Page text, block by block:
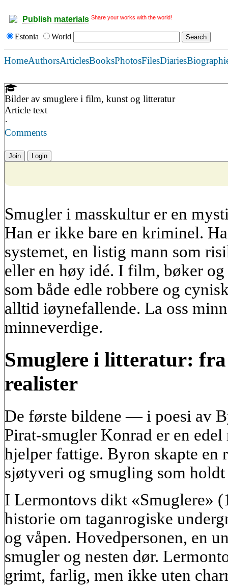
Publish materials Share your works with the world!
Estonia World
HomeAuthorsArticlesBooksPhotosFilesDiaries
Bilder av smuglere i film, kunst og litteratur
Article text
·
Comments
Join Login
Smugler i masskultur er en
Han er ikke bare en kriminel.
systemet, en listig mann som
eller en høy idé. I film, bøker
som både edle robbere og
alltid iøynefallende. La oss
minneverdige.
Smuglere i litteratur:
realister
De første bildene — i poesi av
Pirat-smugler Konrad er en
hjelper fattige. Byron skapte en
sjøtyveri og smugling som
I Lermontovs dikt «Smuglere»
historie om taganrogiske
og våpen. Hovedpersonen, en
smugler og nesten dør.
grimt, farlig, men ikke uten